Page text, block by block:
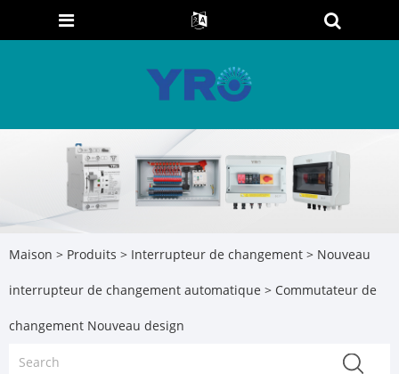
Maison > Produits > Interrupteur de changement > Nouveau
interrupteur de changement automatique > Commutateur de
changement Nouveau design